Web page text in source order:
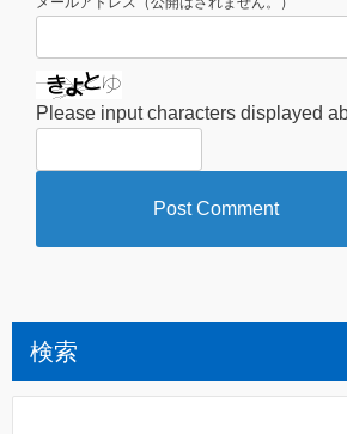
Please input characters displayed
検索